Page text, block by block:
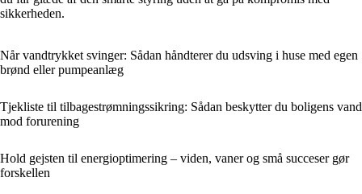
sikkerheden.
Når vandtrykket svinger: Sådan håndterer du udsving i huse med egen
brønd eller pumpeanlæg
Tjekliste til tilbagestrømningssikring: Sådan beskytter du boligens vand
mod forurening
Hold gejsten til energioptimering – viden, vaner og små succeser gør
forskellen